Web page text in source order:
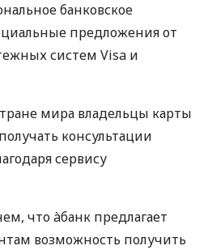
банковское
предложения от
систем Visa и
мира владельцы карты
консультации
сервису
что àбанк предлагает
возможность получить